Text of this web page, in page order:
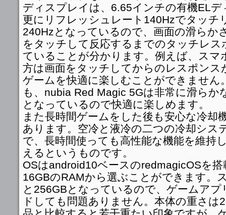
ディスプレイは、6.65インチの有機EL
更にリフレッシュレート140Hzでタッチ
240Hzとなっているので、画面の滑らか
をタッチして反応するまでのタッチレス
ていることが分かります。例えば、スマ
方は画面をタッチしてからのレスポンス
ゲームを快適に楽しむことができません
も、nubia Red Magic 5Gは非常に滑らか
となっているので快適に楽しめます。
また長時間ゲームをした後も安心な冷却
あります。空冷と液冷の二つの冷却シス
で、長時間使っても高性能な機能を維持
えるというものです。
OSはandroid10ベースのredmagicOSを搭
16GBのRAMから選ぶことができます。
と256GBとなっているので、ゲームア
ドしても問題ありません。本体の重さは